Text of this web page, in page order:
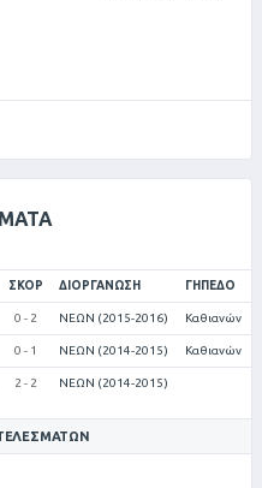
ΣΚΟΡ ΔΙΟΡΓΆΝΩΣΗ ΓΉΠΕΔΟ
0 - 2 ΝΕΩΝ (2015-2016) Καθιανών
0 - 1 ΝΕΩΝ (2014-2015) Καθιανών
2 - 2 ΝΕΩΝ (2014-2015)